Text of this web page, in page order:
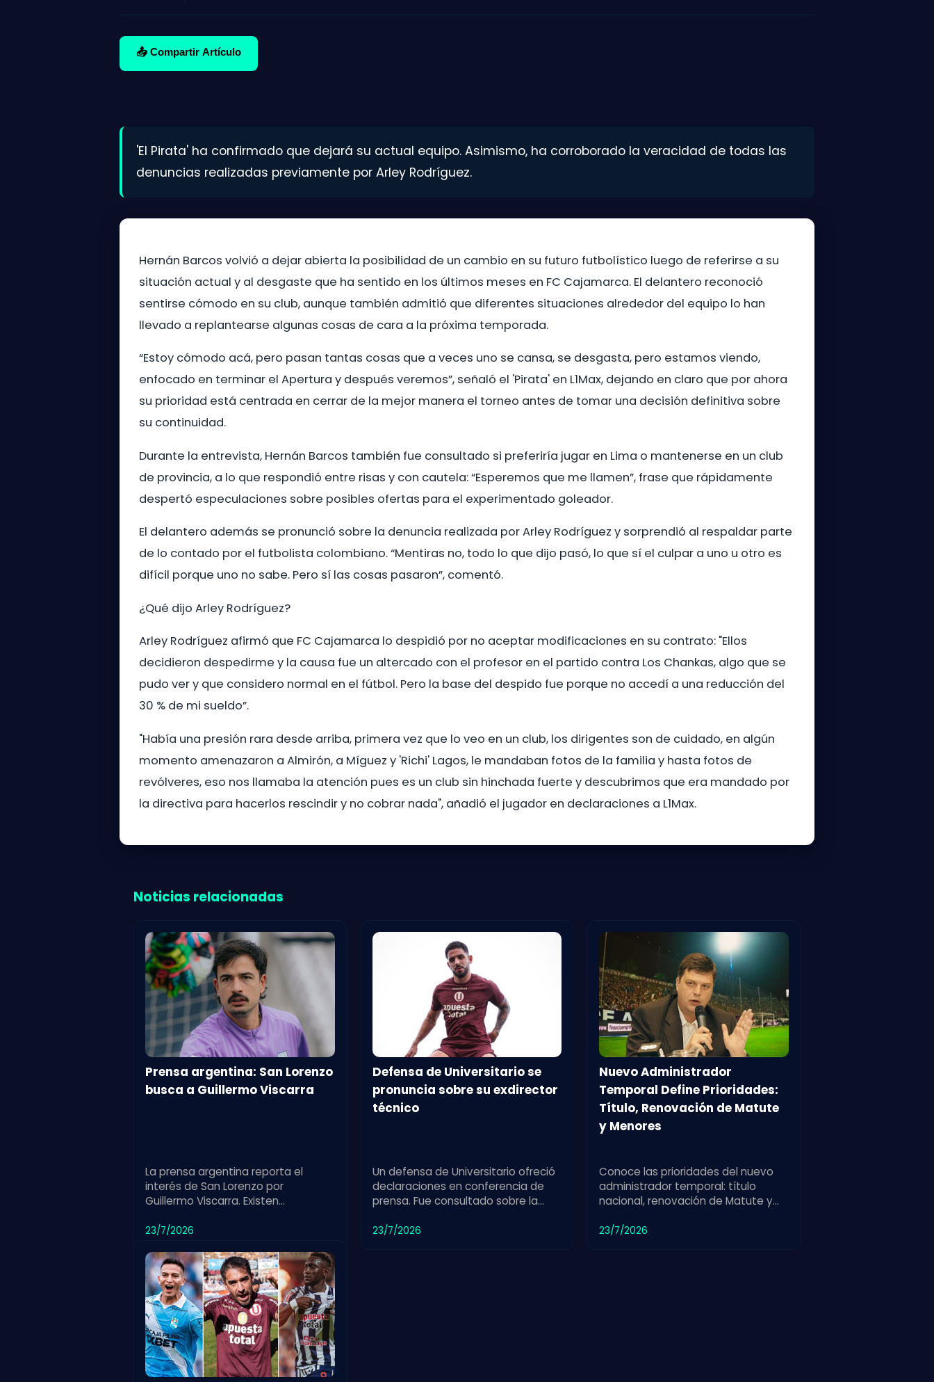
📤 Compartir Artículo
'El Pirata' ha confirmado que dejará su actual equipo. Asimismo, ha corroborado la veracidad de todas las
denuncias realizadas previamente por Arley Rodríguez.
Hernán Barcos volvió a dejar abierta la posibilidad de un cambio en su futuro futbolístico luego de referirse a su
situación actual y al desgaste que ha sentido en los últimos meses en FC Cajamarca. El delantero reconoció
sentirse cómodo en su club, aunque también admitió que diferentes situaciones alrededor del equipo lo han
llevado a replantearse algunas cosas de cara a la próxima temporada.
“Estoy cómodo acá, pero pasan tantas cosas que a veces uno se cansa, se desgasta, pero estamos viendo,
enfocado en terminar el Apertura y después veremos”, señaló el 'Pirata' en L1Max, dejando en claro que por ahora
su prioridad está centrada en cerrar de la mejor manera el torneo antes de tomar una decisión definitiva sobre
su continuidad.
Durante la entrevista, Hernán Barcos también fue consultado si preferiría jugar en Lima o mantenerse en un club
de provincia, a lo que respondió entre risas y con cautela: “Esperemos que me llamen”, frase que rápidamente
despertó especulaciones sobre posibles ofertas para el experimentado goleador.
El delantero además se pronunció sobre la denuncia realizada por Arley Rodríguez y sorprendió al respaldar parte
de lo contado por el futbolista colombiano. “Mentiras no, todo lo que dijo pasó, lo que sí el culpar a uno u otro es
difícil porque uno no sabe. Pero sí las cosas pasaron”, comentó.
¿Qué dijo Arley Rodríguez?
Arley Rodríguez afirmó que FC Cajamarca lo despidió por no aceptar modificaciones en su contrato: "Ellos
decidieron despedirme y la causa fue un altercado con el profesor en el partido contra Los Chankas, algo que se
pudo ver y que considero normal en el fútbol. Pero la base del despido fue porque no accedí a una reducción del
30 % de mi sueldo”.
"Había una presión rara desde arriba, primera vez que lo veo en un club, los dirigentes son de cuidado, en algún
momento amenazaron a Almirón, a Míguez y 'Richi' Lagos, le mandaban fotos de la familia y hasta fotos de
revólveres, eso nos llamaba la atención pues es un club sin hinchada fuerte y descubrimos que era mandado por
la directiva para hacerlos rescindir y no cobrar nada", añadió el jugador en declaraciones a L1Max.
Noticias relacionadas
Prensa argentina: San Lorenzo
busca a Guillermo Viscarra
La prensa argentina reporta el
interés de San Lorenzo por
Guillermo Viscarra. Existen
la incorporación del jugador.
23/7/2026
Defensa de Universitario se
pronuncia sobre su exdirector
técnico
Un defensa de Universitario ofreció
declaraciones en conferencia de
prensa. Fue consultado sobre la
su impacto en el equipo.
23/7/2026
Nuevo Administrador
Temporal Define Prioridades:
Título, Renovación de Matute
y Menores
Conoce las prioridades del nuevo
administrador temporal: título
nacional, renovación de Matute y
menores para el club.
23/7/2026